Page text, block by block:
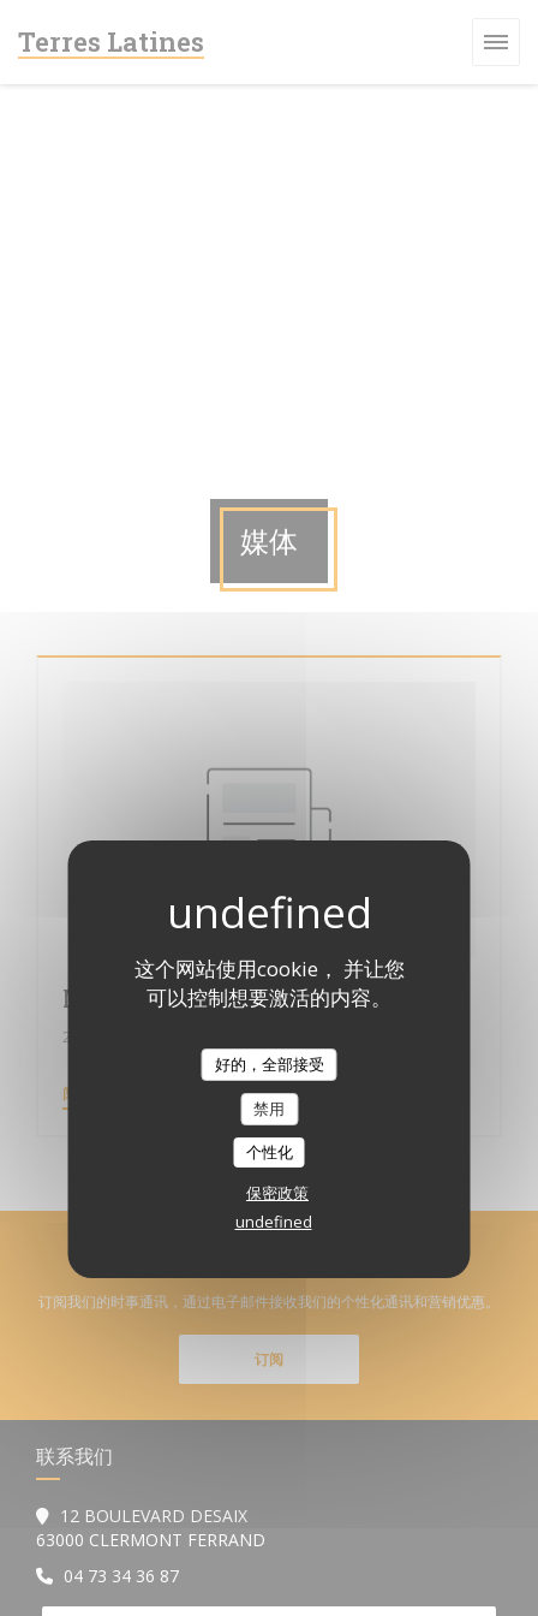
这个网站使用cookie， 并让您
可以控制想要激活的内容。
好的，全部接受
禁用
个性化
保密政策
undefined
Terres Latines
媒体
Merci à "Le petit gourmet"
2014/12/18
阅读文章
订阅我们的时事通讯，通过电子邮件接收我们的个性化通讯和营销优惠。
订阅
联系我们
12 BOULEVARD DESAIX
63000 CLERMONT FERRAND
04 73 34 36 87